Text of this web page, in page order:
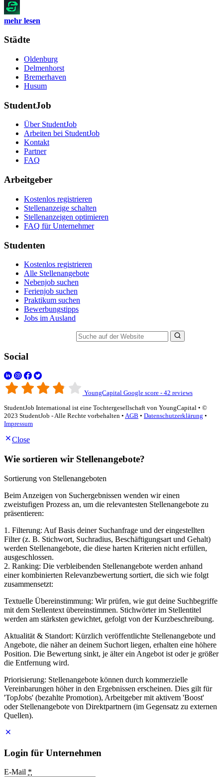
mehr lesen
Städte
Oldenburg
Delmenhorst
Bremerhaven
Husum
StudentJob
Über StudentJob
Arbeiten bei StudentJob
Kontakt
Partner
FAQ
Arbeitgeber
Kostenlos registrieren
Stellenanzeige schalten
Stellenanzeigen optimieren
FAQ für Unternehmer
Studenten
Kostenlos registrieren
Alle Stellenangebote
Nebenjob suchen
Ferienjob suchen
Praktikum suchen
Bewerbungstipps
Jobs im Ausland
Social
YoungCapital Google score - 42 reviews
StudentJob International ist eine Tochtergesellschaft von YoungCapital • ©
2023 StudentJob - Alle Rechte vorbehalten • AGB • Datenschutzerklärung •
Impressum
Close
Wie sortieren wir Stellenangebote?
Sortierung von Stellenangeboten
Beim Anzeigen von Suchergebnissen wenden wir einen
zweistufigen Prozess an, um die relevantesten Stellenangebote zu
präsentieren:
1. Filterung: Auf Basis deiner Suchanfrage und der eingestellten
Filter (z. B. Stichwort, Suchradius, Beschäftigungsart und Gehalt)
werden Stellenangebote, die diese harten Kriterien nicht erfüllen,
ausgeschlossen.
2. Ranking: Die verbleibenden Stellenangebote werden anhand
einer kombinierten Relevanzbewertung sortiert, die sich wie folgt
zusammensetzt:
Textuelle Übereinstimmung: Wir prüfen, wie gut deine Suchbegriffe
mit dem Stellentext übereinstimmen. Stichwörter im Stellentitel
werden am stärksten gewichtet, gefolgt von der Kurzbeschreibung.
Aktualität & Standort: Kürzlich veröffentlichte Stellenangebote und
Angebote, die näher an deinem Suchort liegen, erhalten eine höhere
Position. Die Bewertung sinkt, je älter ein Angebot ist oder je größer
die Entfernung wird.
Priorisierung: Stellenangebote können durch kommerzielle
Vereinbarungen höher in den Ergebnissen erscheinen. Dies gilt für
'TopJobs' (bezahlte Promotion), Arbeitgeber mit aktivem 'Boost'
oder Stellenangebote von Direktpartnern (im Gegensatz zu externen
Quellen).
Login für Unternehmen
E-Mail *